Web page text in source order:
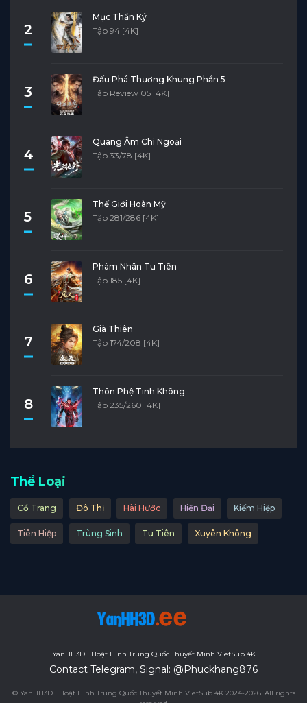
2
Mục Thần Ký
Tập 94 [4K]
3
Đấu Phá Thương Khung Phần 5
Tập Review 05 [4K]
4
Quang Âm Chi Ngoại
Tập 33/78 [4K]
5
Thế Giới Hoàn Mỹ
Tập 281/286 [4K]
6
Phàm Nhân Tu Tiên
Tập 185 [4K]
7
Già Thiên
Tập 174/208 [4K]
8
Thôn Phệ Tinh Không
Tập 235/260 [4K]
Thể Loại
Cổ Trang Đô Thị Hài Hước Hiện Đại Kiếm Hiệp
Tiên Hiệp Trùng Sinh Tu Tiên Xuyên Không
YanHH3D | Hoạt Hình Trung Quốc Thuyết Minh VietSub 4K
Contact Telegram, Signal: @Phuckhang876
© YanHH3D | Hoạt Hình Trung Quốc Thuyết Minh VietSub 4K 2024-2026. All rights